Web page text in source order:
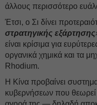
άλλους περισσότερο
Έτσι, ο Σι δίνει
στρατηγικής εξάρτησης
είναι κρίσιμα για
οργανικά χημικά και τα
Rhodium.
Η Κίνα προβαίνει
κυβερνήσεων που θεωρεί